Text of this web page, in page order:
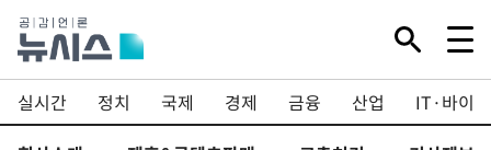
실시간 정치 국제 경제 금융 산업
IT·바이오